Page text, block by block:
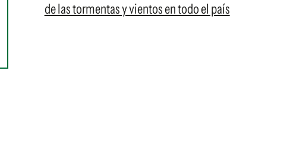
de las tormentas y vientos en todo el país